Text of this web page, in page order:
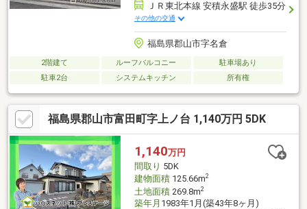
ＪＲ東北本線 安積永盛駅 徒歩35分
その他の交通
福島県郡山市字名倉
2階建て ルーフバルコニー
駐車場あり
駐車2台
システムキッチン 所有権
福島県郡山市富田町字上ノ台 1,140万円 5DK
1,140万円
間取り 5DK
建物面積125.66m2
土地面積269.8m2
築年月 1983年1月(築43年8ヶ月)